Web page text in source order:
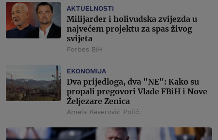
AKTUELNOSTI
Milijarder i holivudska zvijezda u
najvećem projektu za spas živog
svijeta
Forbes BiH
EKONOMIJA
Dva prijedloga, dva "NE": Kako su
propali pregovori Vlade FBiH i Nove
Željezare Zenica
Amela Keserović Polić